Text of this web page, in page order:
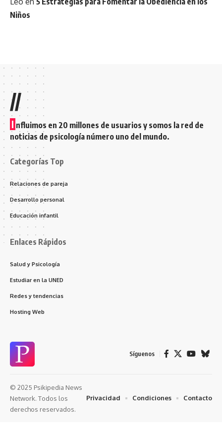
Niños
//
I nfluimos en 20 millones de usuarios y somos la red de
noticias de psicología número uno del mundo.
Categorías Top
Relaciones de pareja
Desarrollo personal
Educación infantil
Enlaces Rápidos
Salud y Psicología
Estudiar en la UNED
Redes y tendencias
Hosting Web
Síguenos
© 2025 Psikipedia News
Network. Todos los
derechos reservados.
Privacidad Condiciones Contacto